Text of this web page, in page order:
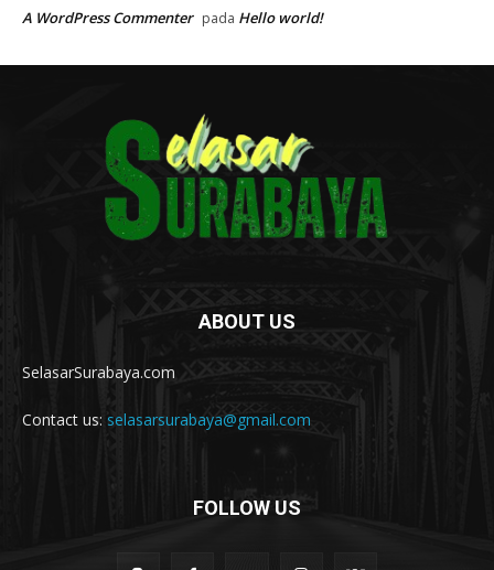
A WordPress Commenter pada Hello world!
ABOUT US
SelasarSurabaya.com
Contact us: selasarsurabaya@gmail.com
FOLLOW US